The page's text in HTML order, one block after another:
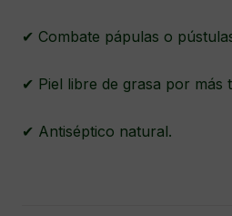
✔ Combate pápulas o
✔ Piel libre de grasa por más
✔ Antiséptico natural.